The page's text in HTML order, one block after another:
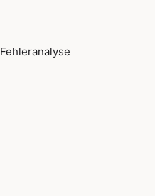
Fehleranalyse